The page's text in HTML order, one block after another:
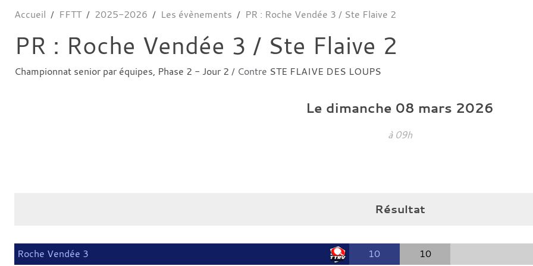
Accueil FFTT 2025-2026 Les évènements PR : Roche Vendée 3 / Ste Flaive 2
PR : Roche Vendée 3 / Ste Flaive 2
Championnat senior par équipes, Phase 2 - Jour 2 / Contre STE FLAIVE DES LOUPS
Le dimanche 08 mars 2026
à 09h
Résultat
Roche Vendée 3 10 10